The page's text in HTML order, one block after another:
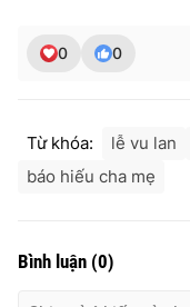
0 0
Từ khóa: lễ vu lan
báo hiếu cha mẹ
Bình luận (0)